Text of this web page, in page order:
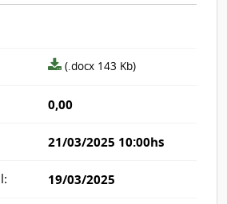
archivo
(.docx 143 Kb)
0,00
21/03/2025 10:00hs
19/03/2025